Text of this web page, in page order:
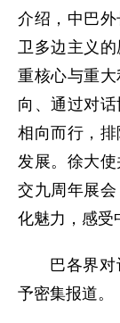
介绍，中巴
卫多边主义
重核心与重
向、通过对
相向而行，
发展。徐大
交九周年展
化魅力，感受
巴各界
予密集报道。